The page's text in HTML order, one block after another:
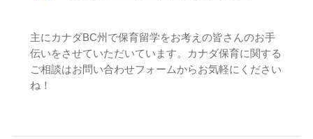
主にカナダBC州で保育留学をお考えの皆さんのお手
伝いをさせていただいています。カナダ保育に関する
ご相談はお問い合わせフォームからお気軽にください
ね！